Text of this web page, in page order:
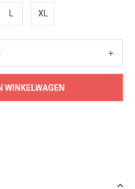
XL
WINKELWAGEN